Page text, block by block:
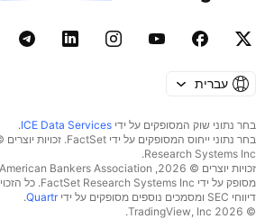
עברית
בחר נתוני שוק המסופקים על ידי ICE Data Services
.
Research Systems Inc.‏
מסופק על ידי FactSet Research Systems Inc. כל הזכויות שמורות.
דיווחי SEC ומסמכים נוספים מסופקים על ידי
Quartr
.
© 2026 ‏TradingView, Inc.‏